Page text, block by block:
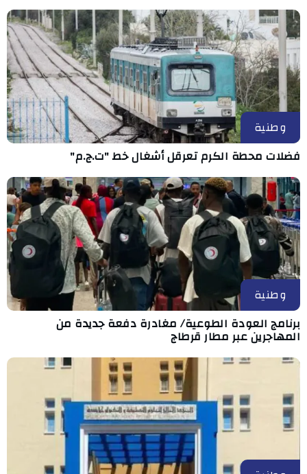
وطنية
فضلات محطة الكرم تعرقل أشغال خط "ت.ج.م"
وطنية
برنامج العودة الطوعية/ مغادرة دفعة جديدة من
المهاجرين عبر مطار قرطاج